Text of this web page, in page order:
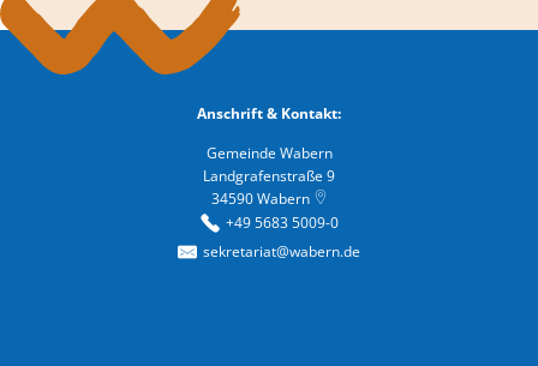
Anschrift & Kontakt:
Gemeinde Wabern
Landgrafenstraße 9
34590 Wabern
+49 5683 5009-0
sekretariat@wabern.de